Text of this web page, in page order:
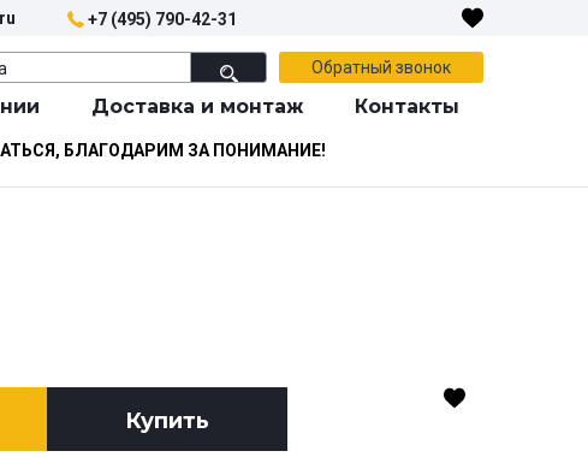
+7 (495) 790-42-31
Обратный звонок
Доставка и монтаж Контакты
БЛАГОДАРИМ ЗА ПОНИМАНИЕ!
Купить